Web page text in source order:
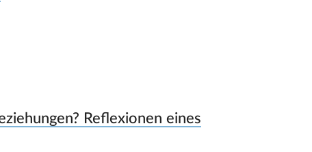
Reflexionen eines